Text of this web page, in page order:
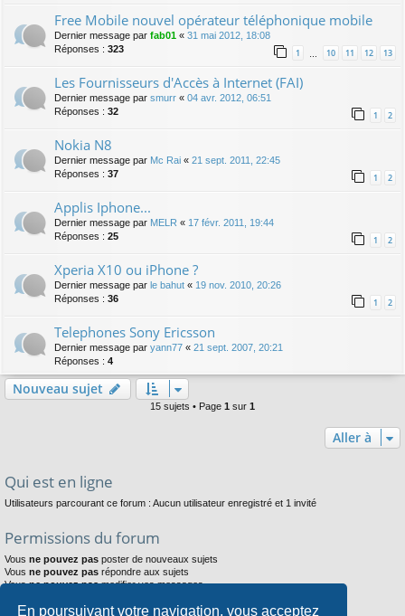
En poursuivant votre navigation, vous acceptez
Free Mobile nouvel opérateur téléphonique mobile
Dernier message par fab01 « 31 mai 2012, 18:08
Réponses : 323 1 10 11 12 13
Les Fournisseurs d'Accès à Internet (FAI)
Dernier message par smurr « 04 avr. 2012, 06:51
Réponses : 32 1 2
Nokia N8
Dernier message par Mc Rai « 21 sept. 2011, 22:45
Réponses : 37 1 2
Applis Iphone...
Dernier message par MELR « 17 févr. 2011, 19:44
Réponses : 25 1 2
Xperia X10 ou iPhone ?
Dernier message par le bahut « 19 nov. 2010, 20:26
Réponses : 36 1 2
Telephones Sony Ericsson
Dernier message par yann77 « 21 sept. 2007, 20:21
Réponses : 4
Nouveau sujet
15 sujets • Page 1 sur 1
Aller à
Qui est en ligne
Utilisateurs parcourant ce forum : Aucun utilisateur enregistré et 1 invité
Permissions du forum
Vous ne pouvez pas poster de nouveaux sujets
Vous ne pouvez pas répondre aux sujets
Vousne pouvez pasmodifier vos messages
Vousne pouvez pasjoindre des fichiers